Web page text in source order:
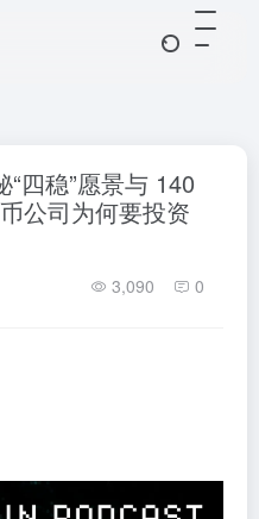
四稳”愿景与 140
公司为何要投资
3,090 0